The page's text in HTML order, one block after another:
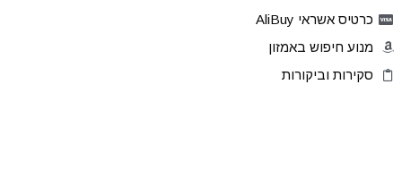
כרטיס אשראי AliBuy
מנוע חיפוש באמזון
סקירות וביקורות